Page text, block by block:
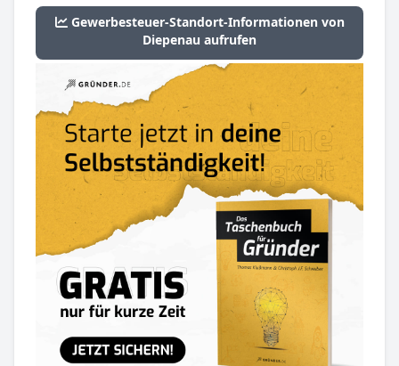
Gewerbesteuer-Standort-Informationen von
Diepenau aufrufen